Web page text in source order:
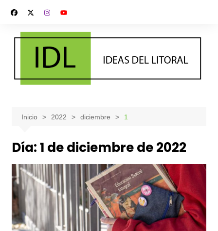
contenido
Inicio 2022 diciembre 1
Día:1 de diciembre de 2022